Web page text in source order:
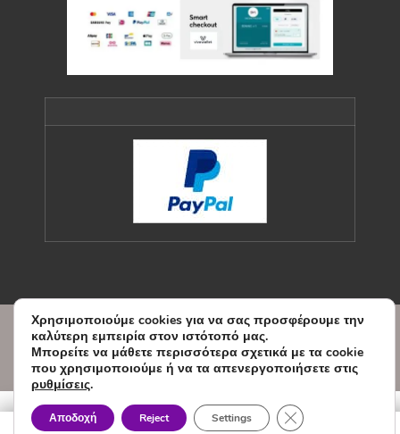
© Copyright Sxedio Modas 2026.
Designed and Developed by
WEBVY.EU
Χρησιμοποιούμε cookies για να σας προσφέρουμε την
καλύτερη εμπειρία στον ιστότοπό μας.
Μπορείτε να μάθετε περισσότερα σχετικά με τα cookie
που χρησιμοποιούμε ή να τα απενεργοποιήσετε στις
ρυθμίσεις.
Αποδοχή Reject Settings Κλείσιμο του